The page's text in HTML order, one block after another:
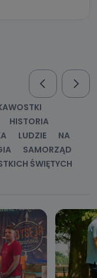
HISTORIA
LUDZIE
NA
SAMORZĄD
ŚWIĘTYCH